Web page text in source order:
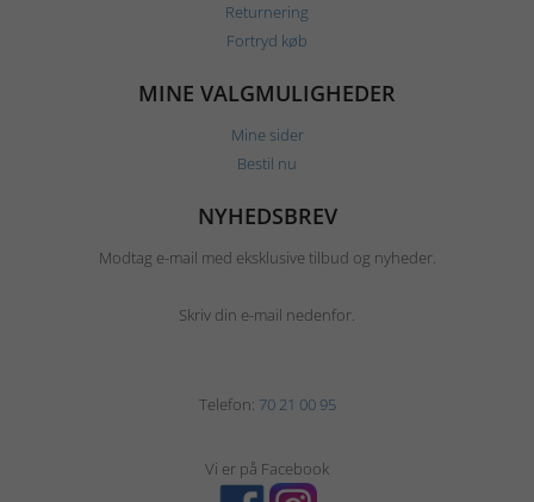
Returnering
Fortryd køb
MINE VALGMULIGHEDER
Mine sider
Bestil nu
NYHEDSBREV
Modtag e-mail med eksklusive tilbud og nyheder.
Skriv din e-mail nedenfor.
Telefon: 70 21 00 95
Vi er på Facebook